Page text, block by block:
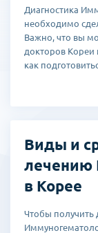
Диагностика
необходимо
Важно, что вы
докторов Кореи
как
Виды и
лечению
в Корее
Чтобы получить